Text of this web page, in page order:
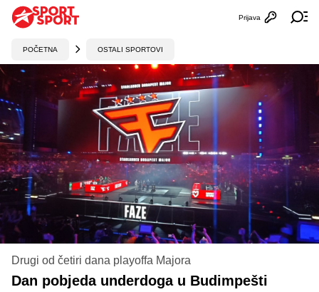
Otvori
Prijava
POČETNA OSTALI SPORTOVI
Drugi od četiri dana playoffa Majora
Dan pobjeda underdoga u Budimpešti